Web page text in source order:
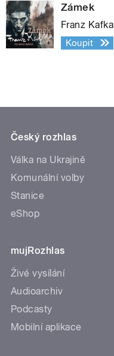
Zámek
Franz Kafka
Koupit
Český rozhlas
Válka na Ukrajině
Komunální volby
Stanice
eShop
mujRozhlas
Živé vysílání
Audioarchiv
Podcasty
Mobilní aplikace